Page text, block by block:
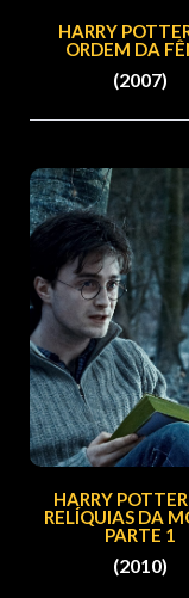
HARRY
ORDEM DA
(2007)
HARRY
RELÍQUIAS DA
PARTE 1
(2010)